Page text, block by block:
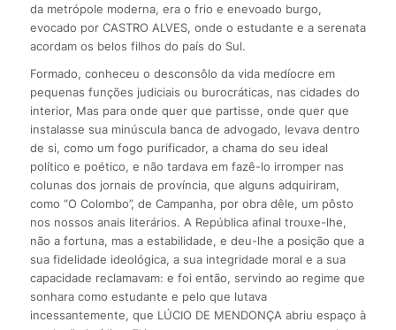
da metrópole moderna, era o frio e enevoado burgo,
evocado por CASTRO ALVES, onde o estudante e a serenata
acordam os belos filhos do país do Sul.
Formado, conheceu o desconsôlo da vida medíocre em
pequenas funções judiciais ou burocráticas, nas cidades do
interior, Mas para onde quer que partisse, onde quer que
instalasse sua minúscula banca de advogado, levava dentro
de si, como um fogo purificador, a chama do seu ideal
político e poético, e não tardava em fazê-lo irromper nas
colunas dos jornais de província, que alguns adquiriram,
como “O Colombo”, de Campanha, por obra dêle, um pôsto
nos nossos anais literários. A República afinal trouxe-lhe,
não a fortuna, mas a estabilidade, e deu-lhe a posição que a
sua fidelidade ideológica, a sua integridade moral e a sua
capacidade reclamavam: e foi então, servindo ao regime que
sonhara como estudante e pelo que lutava
incessantemente, que LÚCIO DE MENDONÇA abriu espaço à